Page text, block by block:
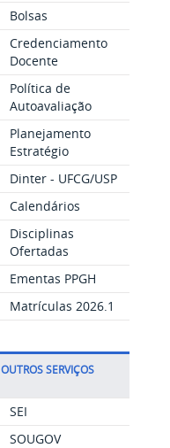
Bolsas
Credenciamento
Docente
Política de
Autoavaliação
Planejamento
Estratégio
Dinter - UFCG/USP
Calendários
Disciplinas
Ofertadas
Ementas PPGH
Matrículas 2026.1
OUTROS SERVIÇOS
SEI
SOUGOV